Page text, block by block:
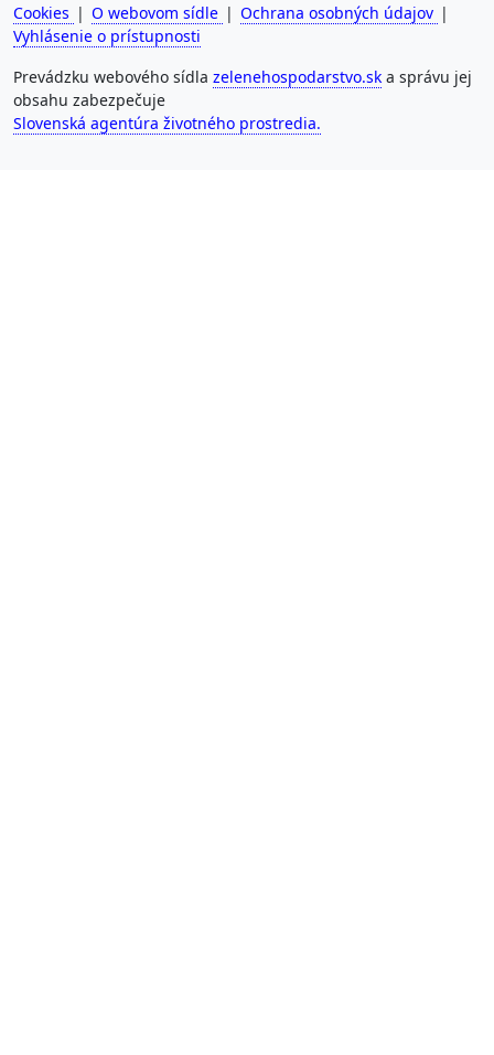
Cookies | O webovom sídle | Ochrana osobných údajov |
Vyhlásenie o prístupnosti
Prevádzku webového sídla zelenehospodarstvo.sk a správu jej
obsahu zabezpečuje
Slovenská agentúra životného prostredia.